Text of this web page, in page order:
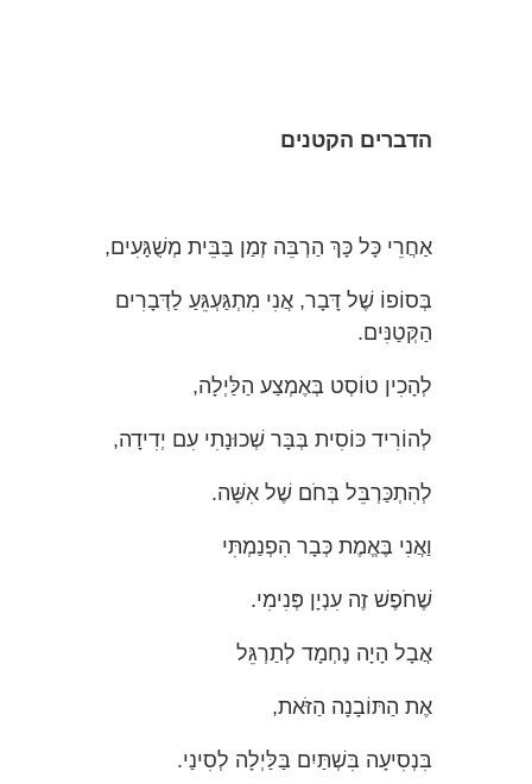
הדברים הקטנים
אַחֲרֵי כָּל כָּךְ הַרְבֵּה זְמַן בַּבֵּית מְשֻׁגָּעִים,
בְּסוֹפוֹ שֶׁל דָּבָר, אֲנִי מִתְגַּעְגֵּעַ לַדְּבָרִים
הַקְּטַנִּים.
לְהָכִין טוֹסְט בְּאֶמְצַע הַלַּיְלָה,
לְהוֹרִיד כּוֹסִית בְּבָּר שְׁכוּנָתִי עִם יְדִידָה,
לְהִתְכַּרְבֵּל בְּחֹם שֶׁל אִשָּׁה.
וַאֲנִי בֶּאֱמֶת כְּבָר הִפְנַמְתִּי
שֶׁחֹפֶשׁ זֶה עִנְיָן פְּנִימִי.
אֲבָל הָיָה נֶחְמָד לְתַרְגֵּל
אֶת הַתּוֹבָנָה הַזֹּאת,
בִּנְסִיעָה בִּשְׁתַּיִם בַּלַּיְלָה לְסִינַי.